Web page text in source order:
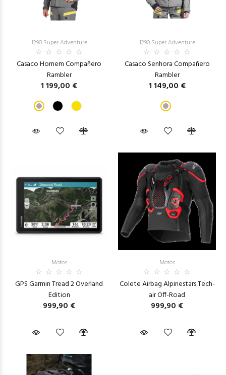
1290 Super Adventure
Casaco Homem Compañero
Rambler
1 199,00 €
1290 Super Adventure
Casaco Senhora Compañero
Rambler
1 149,00 €
Motos
GPS Garmin Tread 2 Overland
Edition
999,90 €
Motos
Colete Airbag Alpinestars Tech-
air Off-Road
999,90 €